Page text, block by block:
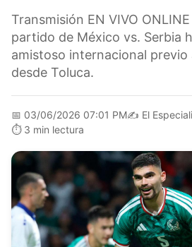
Transmisión EN VIVO ONLINE
partido de México vs. Serbia
amistoso internacional previo
desde Toluca.
📅 03/06/2026 07:01 PM✍️ El
⏱️ 3 min lectura